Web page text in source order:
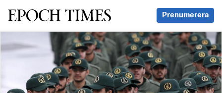
Svenska Epoch Times Prenumerera